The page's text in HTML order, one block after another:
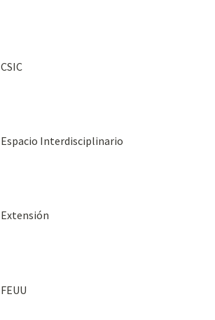
CSIC
Espacio Interdisciplinario
Extensión
FEUU